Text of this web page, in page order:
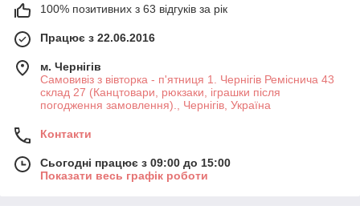
100% позитивних з 63 відгуків за рік
Працює з 22.06.2016
м. Чернігів
Самовивіз з вівторка - п'ятниця 1. Чернігів Реміснича 43
склад 27 (Канцтовари, рюкзаки, іграшки після
погодження замовлення)., Чернігів, Україна
Контакти
Сьогодні працює з 09:00 до 15:00
Показати весь графік роботи